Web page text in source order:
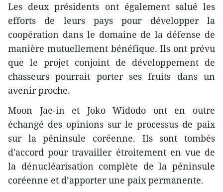
Les deux présidents ont également salué les
efforts de leurs pays pour développer la
coopération dans le domaine de la défense de
manière mutuellement bénéfique. Ils ont prévu
que le projet conjoint de développement de
chasseurs pourrait porter ses fruits dans un
avenir proche.
Moon Jae-in et Joko Widodo ont en outre
échangé des opinions sur le processus de paix
sur la péninsule coréenne. Ils sont tombés
d'accord pour travailler étroitement en vue de
la dénucléarisation complète de la péninsule
coréenne et d’apporter une paix permanente.